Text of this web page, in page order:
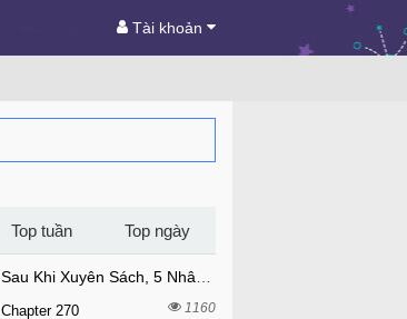
Tài khoản
Top tuần Top ngày
Chapter 270 1160